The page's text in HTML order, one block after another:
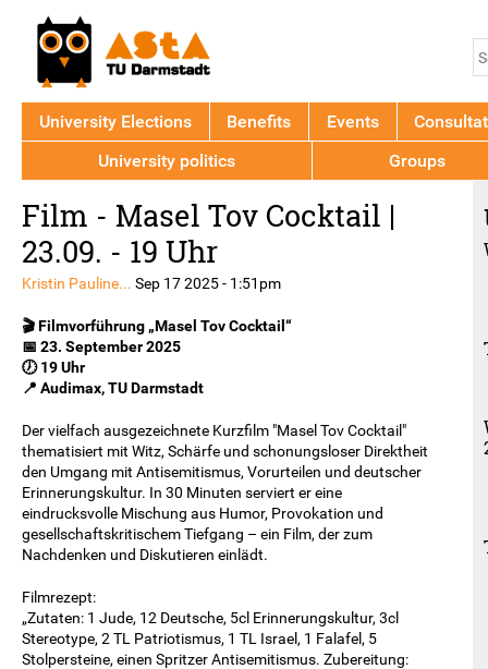
to
top
Film - Masel Tov Cocktail |
23.09. - 19 Uhr
Kristin Pauline... Sep 17 2025 - 1:51pm
🎬 Filmvorführung „Masel Tov Cocktail“
📅 23. September 2025
🕖 19 Uhr
📍 Audimax, TU Darmstadt
Der vielfach ausgezeichnete Kurzfilm "Masel Tov Cocktail"
thematisiert mit Witz, Schärfe und schonungsloser Direktheit
den Umgang mit Antisemitismus, Vorurteilen und deutscher
Erinnerungskultur. In 30 Minuten serviert er eine
eindrucksvolle Mischung aus Humor, Provokation und
gesellschaftskritischem Tiefgang – ein Film, der zum
Nachdenken und Diskutieren einlädt.
Filmrezept:
„Zutaten: 1 Jude, 12 Deutsche, 5cl Erinnerungskultur, 3cl
Stereotype, 2 TL Patriotismus, 1 TL Israel, 1 Falafel, 5
Stolpersteine, einen Spritzer Antisemitismus. Zubereitung:
University Elections Benefits Events
University politics
Groups